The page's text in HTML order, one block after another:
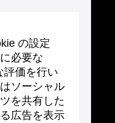
の設定
必要な
評価を行い
ソーシャル
を共有した
広告を表示